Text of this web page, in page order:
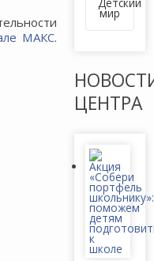
МАКС.
ЦЕНТРА